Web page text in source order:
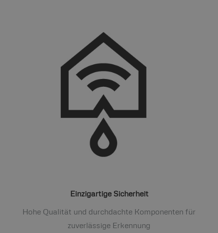
Einzigartige Sicherheit
Hohe Qualität und durchdachte Komponenten für
zuverlässige Erkennung